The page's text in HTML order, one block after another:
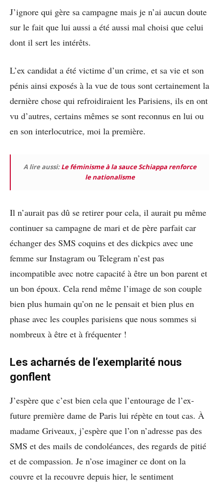
J’ignore qui gère sa campagne mais je n’ai aucun doute
sur le fait que lui aussi a été aussi mal choisi que celui
dont il sert les intérêts.
L’ex candidat a été victime d’un crime, et sa vie et son
pénis ainsi exposés à la vue de tous sont certainement la
dernière chose qui refroidiraient les Parisiens, ils en ont
vu d’autres, certains mêmes se sont reconnus en lui ou
en son interlocutrice, moi la première.
A lire aussi:Le féminisme à la sauce Schiappa renforce
le nationalisme
Il n’aurait pas dû se retirer pour cela, il aurait pu même
continuer sa campagne de mari et de père parfait car
échanger des SMS coquins et des dickpics avec une
femme sur Instagram ou Telegram n’est pas
incompatible avec notre capacité à être un bon parent et
un bon époux. Cela rend même l’image de son couple
bien plus humain qu’on ne le pensait et bien plus en
phase avec les couples parisiens que nous sommes si
nombreux à être et à fréquenter !
Les acharnés de l’exemplarité nous
gonflent
J’espère que c’est bien cela que l’entourage de l’ex-
future première dame de Paris lui répète en tout cas. À
madame Griveaux, j’espère que l’on n’adresse pas des
SMS et des mails de condoléances, des regards de pitié
et de compassion. Je n’ose imaginer ce dont on la
couvre et la recouvre depuis hier, le sentiment